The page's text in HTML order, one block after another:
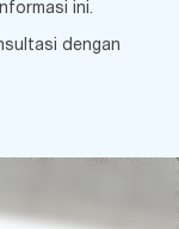
ini.
dengan